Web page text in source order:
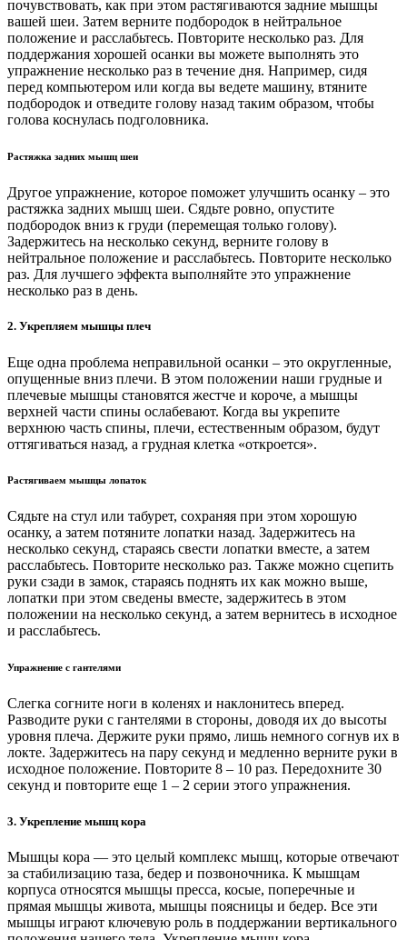
почувствовать, как при этом растягиваются задние мышцы
вашей шеи. Затем верните подбородок в нейтральное
положение и расслабьтесь. Повторите несколько раз. Для
поддержания хорошей осанки вы можете выполнять это
упражнение несколько раз в течение дня. Например, сидя
перед компьютером или когда вы ведете машину, втяните
подбородок и отведите голову назад таким образом, чтобы
голова коснулась подголовника.
Растяжка задних мышц шеи
Другое упражнение, которое поможет улучшить осанку – это
растяжка задних мышц шеи. Сядьте ровно, опустите
подбородок вниз к груди (перемещая только голову).
Задержитесь на несколько секунд, верните голову в
нейтральное положение и расслабьтесь. Повторите несколько
раз. Для лучшего эффекта выполняйте это упражнение
несколько раз в день.
2. Укрепляем мышцы плеч
Еще одна проблема неправильной осанки – это округленные,
опущенные вниз плечи. В этом положении наши грудные и
плечевые мышцы становятся жестче и короче, а мышцы
верхней части спины ослабевают. Когда вы укрепите
верхнюю часть спины, плечи, естественным образом, будут
оттягиваться назад, а грудная клетка «откроется».
Растягиваем мышцы лопаток
Сядьте на стул или табурет, сохраняя при этом хорошую
осанку, а затем потяните лопатки назад. Задержитесь на
несколько секунд, стараясь свести лопатки вместе, а затем
расслабьтесь. Повторите несколько раз. Также можно сцепить
руки сзади в замок, стараясь поднять их как можно выше,
лопатки при этом сведены вместе, задержитесь в этом
положении на несколько секунд, а затем вернитесь в исходное
и расслабьтесь.
Упражнение с гантелями
Слегка согните ноги в коленях и наклонитесь вперед.
Разводите руки с гантелями в стороны, доводя их до высоты
уровня плеча. Держите руки прямо, лишь немного согнув их в
локте. Задержитесь на пару секунд и медленно верните руки в
исходное положение. Повторите 8 – 10 раз. Передохните 30
секунд и повторите еще 1 – 2 серии этого упражнения.
3. Укрепление мышц кора
Мышцы кора — это целый комплекс мышц, которые отвечают
за стабилизацию таза, бедер и позвоночника. К мышцам
корпуса относятся мышцы пресса, косые, поперечные и
прямая мышцы живота, мышцы поясницы и бедер. Все эти
мышцы играют ключевую роль в поддержании вертикального